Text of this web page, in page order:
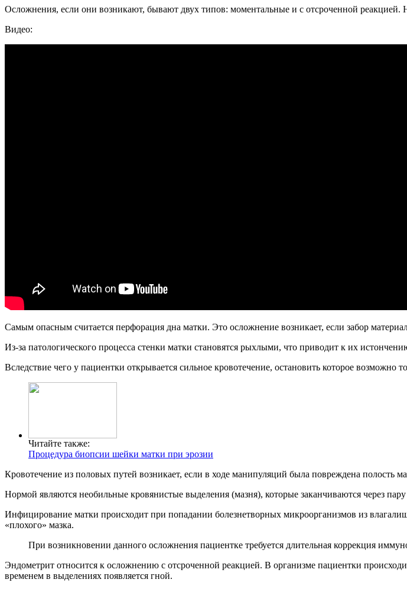
Осложнения, если они возникают, бывают двух типов: моментальные и с отсроченной
Видео:
Самым опасным считается перфорация дна матки. Это осложнение возникает, если забор
Из-за патологического процесса стенки матки становятся рыхлыми, что приводит к их
Вследствие чего у пациентки открывается сильное кровотечение, остановить которое возможно
Читайте также:
Процедура биопсии шейки матки при эрозии
Кровотечение из половых путей возникает, если в ходе манипуляций была повреждена полость
Нормой являются необильные кровянистые выделения (мазня), которые заканчиваются через
Инфицирование матки происходит при попадании болезнетворных микроорганизмов из
«плохого» мазка.
При возникновении данного осложнения пациентке требуется длительная коррекция
Эндометрит относится к осложнению с отсроченной реакцией. В организме пациентки
временем в выделениях появляется гной.